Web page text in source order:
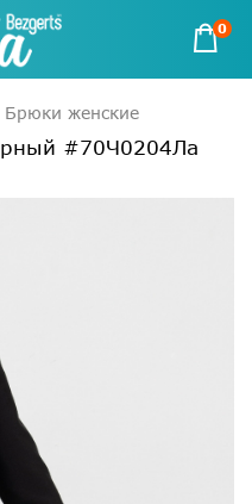
0
Брюки женские
#70Ч0204Ла